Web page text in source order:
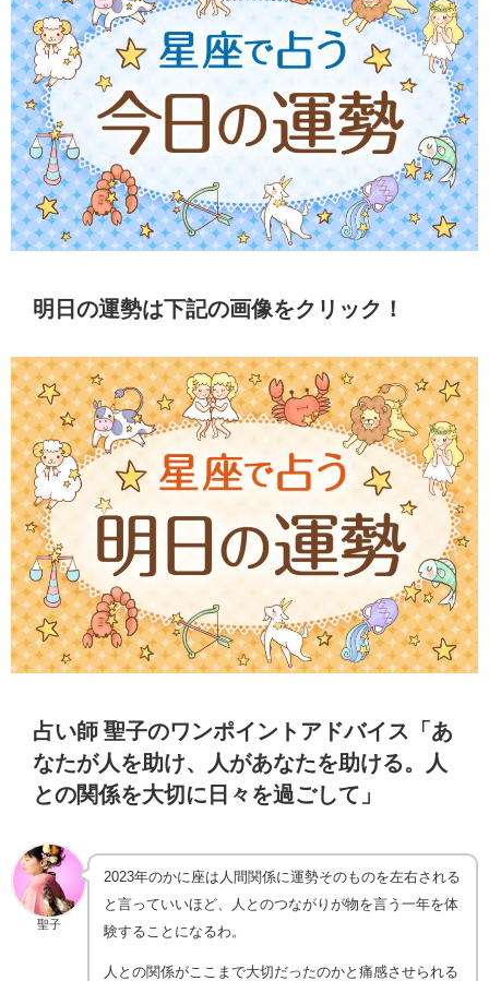
明日の運勢は下記の画像をクリック！
占い師 聖子のワンポイントアドバイス「あ
なたが人を助け、人があなたを助ける。人
との関係を大切に日々を過ごして」
聖子
2023年のかに座は人間関係に運勢そのものを左右される
と言っていいほど、人とのつながりが物を言う一年を体
験することになるわ。
人との関係がここまで大切だったのかと痛感させられる